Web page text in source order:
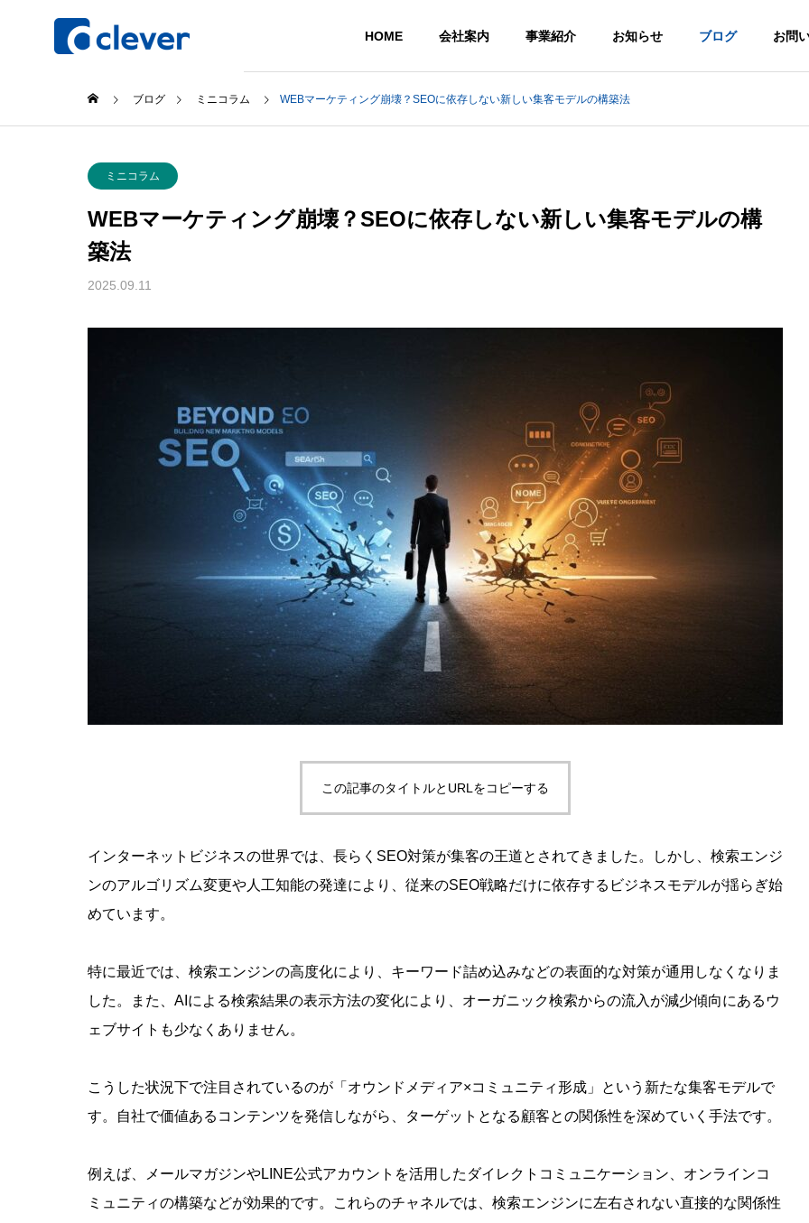
HOME 会社案内 事業紹介 お知らせ ブログ お問
Company
会社案内
アクセス
Service
事業紹介
Emergency
ブログ ミニコラム WEBマーケティング崩壊？SEOに依存しない新しい集客モデルの構築法
ミニコラム
WEBマーケティング崩壊？SEOに依存しない新しい集客モデルの構
築法
2025.09.11
この記事のタイトルとURLをコピーする
インターネットビジネスの世界では、長らくSEO対策が集客の王道とされてきました。しかし、検索エンジ
ンのアルゴリズム変更や人工知能の発達により、従来のSEO戦略だけに依存するビジネスモデルが揺らぎ始
めています。
特に最近では、検索エンジンの高度化により、キーワード詰め込みなどの表面的な対策が通用しなくなりま
した。また、AIによる検索結果の表示方法の変化により、オーガニック検索からの流入が減少傾向にあるウ
ェブサイトも少なくありません。
こうした状況下で注目されているのが「オウンドメディア×コミュニティ形成」という新たな集客モデルで
す。自社で価値あるコンテンツを発信しながら、ターゲットとなる顧客との関係性を深めていく手法です。
例えば、メールマガジンやLINE公式アカウントを活用したダイレクトコミュニケーション、オンラインコ
ミュニティの構築などが効果的です。これらのチャネルでは、検索エンジンに左右されない直接的な関係性
で集客とSEOを最大化する方法
的なSEO改善ポイント